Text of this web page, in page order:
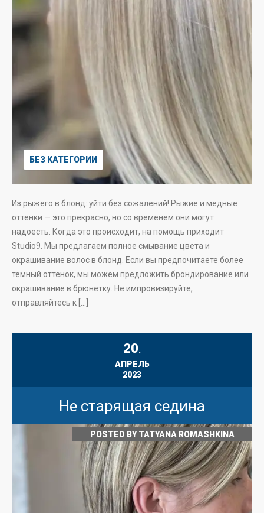
БЕЗ КАТЕГОРИИ
Из рыжего в блонд: уйти без сожалений! Рыжие и медные
оттенки — это прекрасно, но со временем они могут
надоесть. Когда это происходит, на помощь приходит
Studio9. Мы предлагаем полное смывание цвета и
окрашивание волос в блонд. Если вы предпочитаете более
темный оттенок, мы можем предложить брондирование или
окрашивание в брюнетку. Не импровизируйте,
отправляйтесь к […]
20.
АПРЕЛЬ
2023
Не старящая седина
POSTED BYTATYANA ROMASHKINA